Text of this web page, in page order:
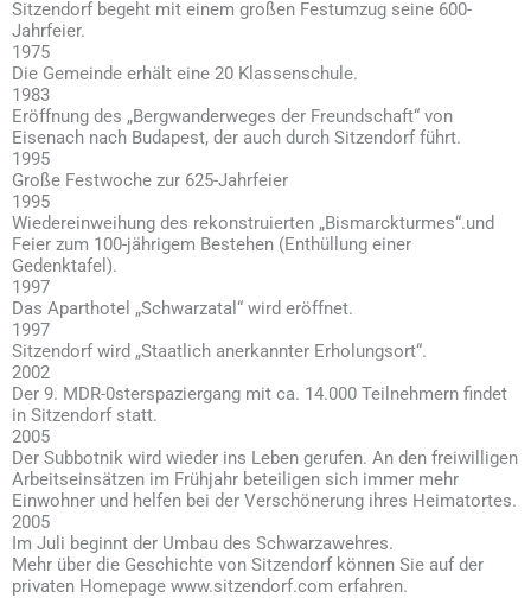
Sitzendorf begeht mit einem großen Festumzug seine 600-
Jahrfeier.
1975
Die Gemeinde erhält eine 20 Klassenschule.
1983
Eröffnung des „Bergwanderweges der Freundschaft“ von
Eisenach nach Budapest, der auch durch Sitzendorf führt.
1995
Große Festwoche zur 625-Jahrfeier
1995
Wiedereinweihung des rekonstruierten „Bismarckturmes“.und
Feier zum 100-jährigem Bestehen (Enthüllung einer
Gedenktafel).
1997
Das Aparthotel „Schwarzatal“ wird eröffnet.
1997
Sitzendorf wird „Staatlich anerkannter Erholungsort“.
2002
Der 9. MDR-0sterspaziergang mit ca. 14.000 Teilnehmern findet
in Sitzendorf statt.
2005
Der Subbotnik wird wieder ins Leben gerufen. An den freiwilligen
Arbeitseinsätzen im Frühjahr beteiligen sich immer mehr
Einwohner und helfen bei der Verschönerung ihres Heimatortes.
2005
Im Juli beginnt der Umbau des Schwarzawehres.
Mehr über die Geschichte von Sitzendorf können Sie auf der
privaten Homepage www.sitzendorf.com erfahren.